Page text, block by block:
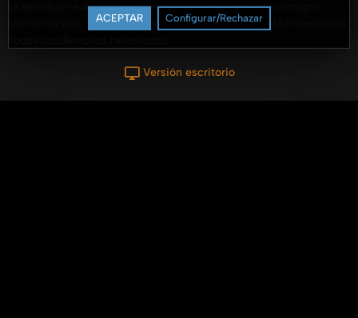
ACEPTAR Configurar/Rechazar
La televisión educativa y de inspiración que conecta contigo.✨
Montemorelos, N.L., México © 2025 Universidad de Montemorelos.
Versión escritorio